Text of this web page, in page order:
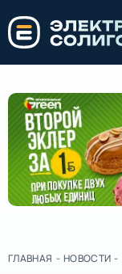
ГЛАВНАЯ - НОВОСТИ -